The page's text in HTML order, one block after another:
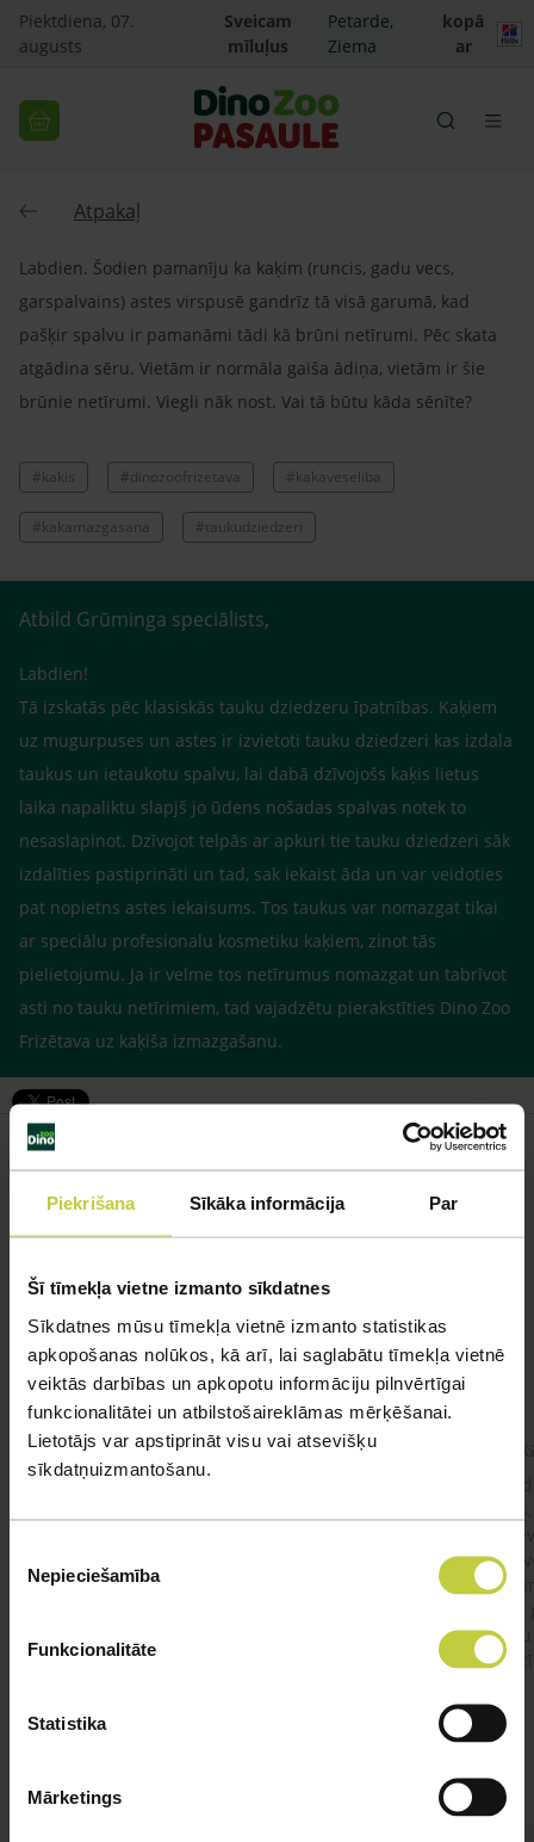
Piekrišana Sīkāka informācija Par
Šī tīmekļa vietne izmanto sīkdatnes
Sīkdatnes mūsu tīmekļa vietnē izmanto statistikas
apkopošanas nolūkos, kā arī, lai saglabātu tīmekļa vietnē
veiktās darbības un apkopotu informāciju pilnvērtīgai
funkcionalitātei un atbilstošaireklāmas mērķēšanai.
Lietotājs var apstiprināt visu vai atsevišķu
sīkdatņuizmantošanu.
izvēle
Nepieciešamība
Funkcionalitāte
Statistika
Mārketings
Piektdiena, 07.
augusts
Sveicam
mīluļus
Petarde,
Ziema
kopā
ar
Atpakaļ
Labdien. Šodien pamanīju ka kaķim (runcis, gadu vecs,
garspalvains) astes virspusē gandrīz tā visā garumā, kad
pašķir spalvu ir pamanāmi tādi kā brūni netīrumi. Pēc skata
atgādina sēru. Vietām ir normāla gaiša ādiņa, vietām ir šie
brūnie netīrumi. Viegli nāk nost. Vai tā būtu kāda sēnīte?
#kakis #dinozoofrizetava #kakaveseliba
#kakamazgasana #taukudziedzeri
Atbild Grūminga speciālists,
Labdien!
Tā izskatās pēc klasiskās tauku dziedzeru īpatnības. Kaķiem
uz mugurpuses un astes ir izvietoti tauku dziedzeri kas izdala
taukus un ietaukotu spalvu, lai dabā dzīvojošs kaķis lietus
laika napaliktu slapjš jo ūdens nošadas spalvas notek to
nesaslapinot. Dzīvojot telpās ar apkuri tie tauku dziedzeri sāk
izdalīties pastiprināti un tad, sak iekaist āda un var veidoties
pat nopietns astes iekaisums. Tos taukus var nomazgat tikai
ar speciālu profesionalu kosmetiku kaķiem, zinot tās
pielietojumu. Ja ir velme tos netīrumus nomazgat un tabrīvot
asti no tauku netīrimiem, tad vajadzētu pierakstīties Dino Zoo
Frizētava uz kaķiša izmazgašanu.
Mūsu eksperti spēs atbildēt uz jebkuru Jūsu jautājumu
UZDOT JAUTĀJUMU
kaķis apēdis plēvi
Ja kaķim gadījies apēst plastiku ,ko ieklāj zem
būtu